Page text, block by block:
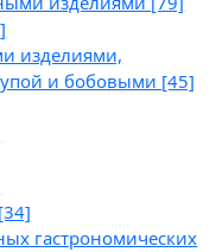
изделиями,
и бобовыми [45]
[34]
гастрономических